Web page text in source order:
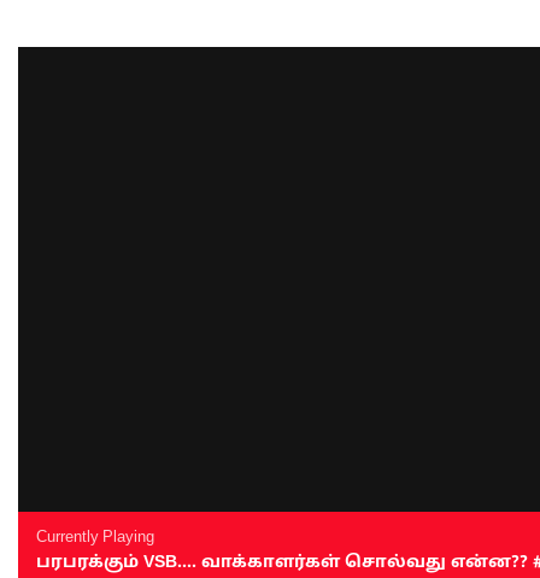
Currently Playing
பரபரக்கும் VSB.... வாக்காளர்கள் சொல்வது என்ன??